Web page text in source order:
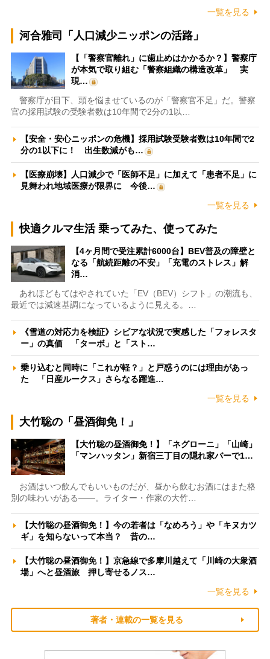
一覧を見る
河合雅司「人口減少ニッポンの活路」
【「警察官離れ」に歯止めはかかるか？】警察庁
が本気で取り組む「警察組織の構造改革」 実
現…
警察庁が目下、頭を悩ませているのが「警察官不足」だ。警察
官の採用試験の受験者数は10年間で2分の1以…
【安全・安心ニッポンの危機】採用試験受験者数は10年間で2
分の1以下に！ 出生数減がも…
【医療崩壊】人口減少で「医師不足」に加えて「患者不足」に
見舞われ地域医療が限界に 今後…
一覧を見る
快適クルマ生活 乗ってみた、使ってみた
【4ヶ月間で受注累計6000台】BEV普及の障壁と
なる「航続距離の不安」「充電のストレス」解
消…
あれほどもてはやされていた「EV（BEV）シフト」の潮流も、
最近では減速基調になっているように見える。…
《雪道の対応力を検証》シビアな状況で実感した「フォレスタ
ー」の真価 「ターボ」と「スト…
乗り込むと同時に「これが軽？」と戸惑うのには理由があっ
た 「日産ルークス」さらなる躍進…
一覧を見る
大竹聡の「昼酒御免！」
【大竹聡の昼酒御免！】「ネグローニ」「山崎」
「マンハッタン」新宿三丁目の隠れ家バーで1…
お酒はいつ飲んでもいいものだが、昼から飲むお酒にはまた格
別の味わいがある――。ライター・作家の大竹…
【大竹聡の昼酒御免！】今の若者は「なめろう」や「キヌカツ
ギ」を知らないって本当？ 昔の…
【大竹聡の昼酒御免！】京急線で多摩川越えて「川崎の大衆酒
場」へと昼酒旅 押し寄せるノス…
一覧を見る
著者・連載の一覧を見る